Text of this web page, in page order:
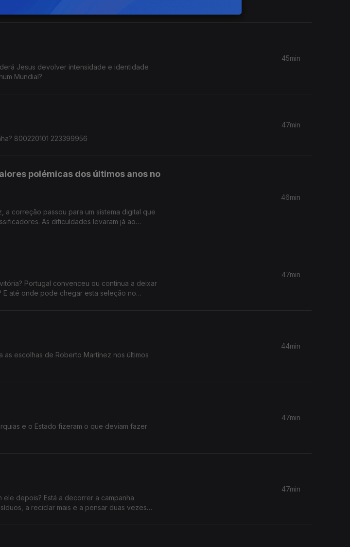
é política: quando surgem problemas,
enquanto milhares de pessoas esperam
Jesus devolver intensidade e identidade
Mundial?
45min
800220101 223399956
47min
polémicas dos últimos anos no
a correção passou para um sistema digital que
levaram já ao
46min
Portugal convenceu ou continua a deixar
E até onde pode chegar esta seleção no
47min
escolhas de Roberto Martínez nos últimos
44min
e o Estado fizeram o que deviam fazer
47min
depois? Está a decorrer a campanha
a reciclar mais e a pensar duas vezes
47min